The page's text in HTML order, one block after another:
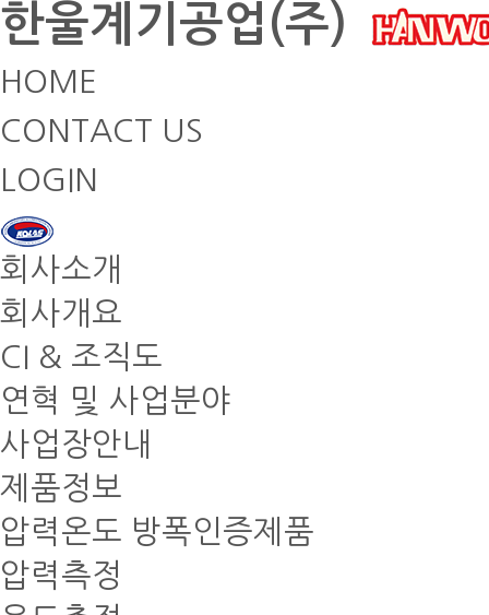
한울계기공업(주)
HOME
CONTACT US
LOGIN
회사소개
회사개요
CI & 조직도
연혁 및 사업분야
사업장안내
제품정보
압력온도 방폭인증제품
압력측정